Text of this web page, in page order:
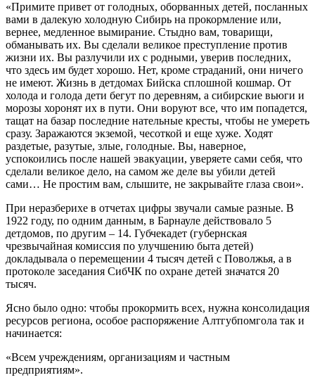
«Примите привет от голодных, оборванных детей, посланных
вами в далекую холодную Сибирь на прокормление или,
вернее, медленное вымирание. Стыдно вам, товарищи,
обманывать их. Вы сделали великое преступление против
жизни их. Вы разлучили их с родными, уверив последних,
что здесь им будет хорошо. Нет, кроме страданий, они ничего
не имеют. Жизнь в детдомах Бийска сплошной кошмар. От
холода и голода дети бегут по деревням, а сибирские вьюги и
морозы хоронят их в пути. Они воруют все, что им попадется,
тащат на базар последние нательные кресты, чтобы не умереть
сразу. Заражаются экземой, чесоткой и еще хуже. Ходят
раздетые, разутые, злые, голодные. Вы, наверное,
успокоились после нашей эвакуации, уверяете сами себя, что
сделали великое дело, на самом же деле вы убили детей
сами… Не простим вам, слышите, не закрывайте глаза свои».
При неразберихе в отчетах цифры звучали самые разные. В
1922 году, по одним данным, в Барнауле действовало 5
детдомов, по другим – 14. Губчекадет (губернская
чрезвычайная комиссия по улучшению быта детей)
докладывала о перемещении 4 тысяч детей с Поволжья, а в
протоколе заседания СибЧК по охране детей значатся 20
тысяч.
Ясно было одно: чтобы прокормить всех, нужна консолидация
ресурсов региона, особое распоряжение Алтгубпомгола так и
начинается:
«Всем учреждениям, организациям и частным
предприятиям».